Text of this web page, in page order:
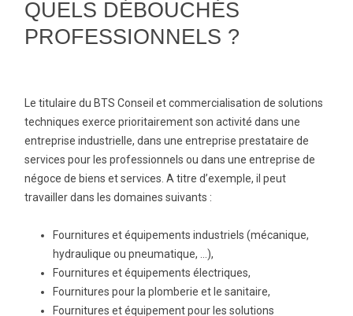
QUELS DÉBOUCHÉS
PROFESSIONNELS ?
Le titulaire du BTS Conseil et commercialisation de solutions
techniques exerce prioritairement son activité dans une
entreprise industrielle, dans une entreprise prestataire de
services pour les professionnels ou dans une entreprise de
négoce de biens et services. A titre d’exemple, il peut
travailler dans les domaines suivants :
Fournitures et équipements industriels (mécanique,
hydraulique ou pneumatique, …),
Fournitures et équipements électriques,
Fournitures pour la plomberie et le sanitaire,
Fournitures et équipement pour les solutions